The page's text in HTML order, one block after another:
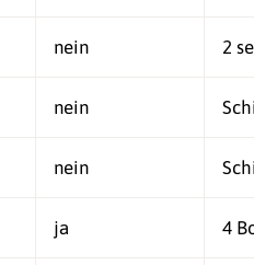
nein 2
nein
nein
ja 4